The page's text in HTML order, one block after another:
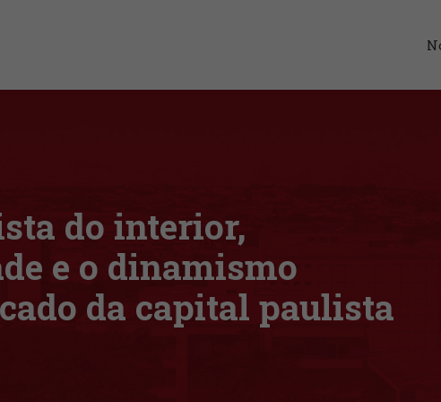
do interior,
e o dinamismo
da capital paulista